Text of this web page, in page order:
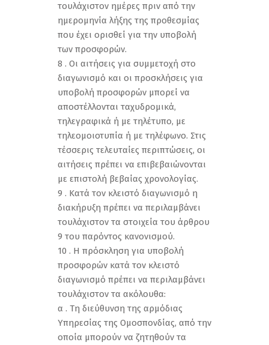
τουλάχιστον ημέρες πριν από την
ημερομηνία λήξης της προθεσμίας
που έχει ορισθεί για την υποβολή
των προσφορών.
8 . Οι αιτήσεις για συμμετοχή στο
διαγωνισμό και οι προσκλήσεις για
υποβολή προσφορών μπορεί να
αποστέλλονται ταχυδρομικά,
τηλεγραφικά ή με τηλέτυπο, με
τηλεομοιοτυπία ή με τηλέφωνο. Στις
τέσσερις τελευταίες περιπτώσεις, οι
αιτήσεις πρέπει να επιβεβαιώνονται
με επιστολή βεβαίας χρονολογίας.
9 . Κατά τον κλειστό διαγωνισμό η
διακήρυξη πρέπει να περιλαμβάνει
τουλάχιστον τα στοιχεία του άρθρου
9 του παρόντος κανονισμού.
10 . Η πρόσκληση για υποβολή
προσφορών κατά τον κλειστό
διαγωνισμό πρέπει να περιλαμβάνει
τουλάχιστον τα ακόλουθα:
α . Τη διεύθυνση της αρμόδιας
Υπηρεσίας της Ομοσπονδίας, από την
οποία μπορούν να ζητηθούν τα